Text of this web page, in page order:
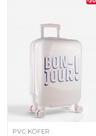
PVC KOFER